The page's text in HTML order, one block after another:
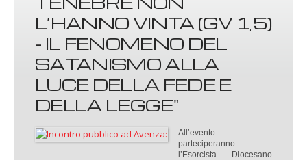
L’HANNO VINTA (GV 1,5)
- IL FENOMENO DEL
SATANISMO ALLA
LUCE DELLA FEDE E
DELLA LEGGE"
All’evento
parteciperanno
l’Esorcista Diocesano